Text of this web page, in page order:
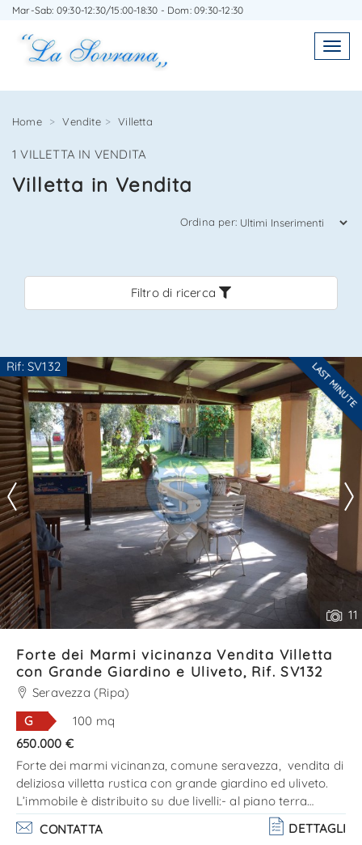
Mar-Sab: 09:30-12:30/15:00-18:30 - Dom: 09:30-12:30
Toggle
Home Vendite Villetta
1 VILLETTA IN VENDITA
Villetta in Vendita
Ordina per:
Filtro di ricerca
Rif: SV132 LAST MINUTE
11
Ti interessa?
Contatta
--------------------
Vedi tutti i dettagli
Forte dei Marmi vicinanza Vendita Villetta
con Grande Giardino e Uliveto, Rif. SV132
Seravezza (Ripa)
G
100 mq
650.000 €
Forte dei marmi vicinanza, comune seravezza, vendita di
deliziosa villetta rustica con grande giardino ed uliveto.
L’immobile è distribuito su due livelli:- al piano terra
ampio soggiorno-salotto con grande veranda, cucinotto
e bagno di servizio e scale di accesso al piano superiore;
CONTATTA DETTAGLI
SCRIVICI SENZA IMPEGNO
Agenzia Immobiliare La Sovrana
*Il tuo indirizzo Email
*Il tuo telefono
*Il tuo nome
Ho letto, compreso e accettato itermini e condizioni
Ricevi immobili simili a questo da Agenzia Immobiliare
La Sovrana.
*Controllo Antispam: qual è il numero fra 6 e 8?